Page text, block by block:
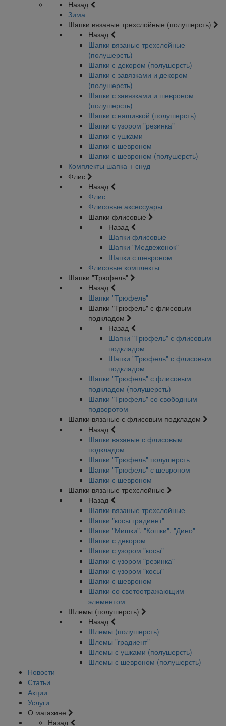
Назад
Зима
Шапки вязаные трехслойные (полушерсть)
Назад
Шапки вязаные трехслойные
(полушерсть)
Шапки с декором (полушерсть)
Шапки с завязками и декором
(полушерсть)
Шапки с завязками и шевроном
(полушерсть)
Шапки с нашивкой (полушерсть)
Шапки с узором "резинка"
Шапки с ушками
Шапки с шевроном
Шапки с шевроном (полушерсть)
Комплекты шапка + снуд
Флис
Назад
Флис
Флисовые аксессуары
Шапки флисовые
Назад
Шапки флисовые
Шапки "Медвежонок"
Шапки с шевроном
Флисовые комплекты
Шапки "Трюфель"
Назад
Шапки "Трюфель"
Шапки "Трюфель" с флисовым
подкладом
Назад
Шапки "Трюфель" с флисовым
подкладом
Шапки "Трюфель" с флисовым
подкладом
Шапки "Трюфель" с флисовым
подкладом (полушерсть)
Шапки "Трюфель" со свободным
подворотом
Шапки вязаные с флисовым подкладом
Назад
Шапки вязаные с флисовым
подкладом
Шапки "Трюфель" полушерсть
Шапки "Трюфель" с шевроном
Шапки с шевроном
Шапки вязаные трехслойные
Назад
Шапки вязаные трехслойные
Шапки "косы градиент"
Шапки "Мишки", "Кошки", "Дино"
Шапки с декором
Шапки с узором "косы"
Шапки с узором "резинка"
Шапки с узором "косы"
Шапки с шевроном
Шапки со светоотражающим
элементом
Шлемы (полушерсть)
Назад
Шлемы (полушерсть)
Шлемы "градиент"
Шлемы с ушками (полушерсть)
Шлемы с шевроном (полушерсть)
Новости
Статьи
Акции
Услуги
О магазине
Назад